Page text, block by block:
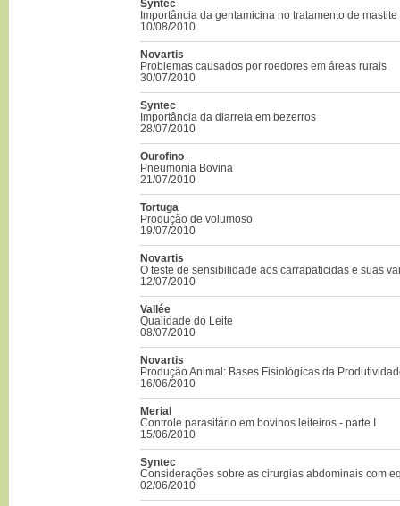
Syntec
Importância da gentamicina no tratamento de
10/08/2010
Novartis
Problemas causados por roedores em áreas rurais
30/07/2010
Syntec
Importância da diarreia em bezerros
28/07/2010
Ourofino
Pneumonia Bovina
21/07/2010
Tortuga
Produção de volumoso
19/07/2010
Novartis
O teste de sensibilidade aos carrapaticidas e suas
12/07/2010
Vallée
Qualidade do Leite
08/07/2010
Novartis
Produção Animal: Bases Fisiológicas da
16/06/2010
Merial
Controle parasitário em bovinos leiteiros - parte I
15/06/2010
Syntec
Considerações sobre as cirurgias abdominais com
02/06/2010